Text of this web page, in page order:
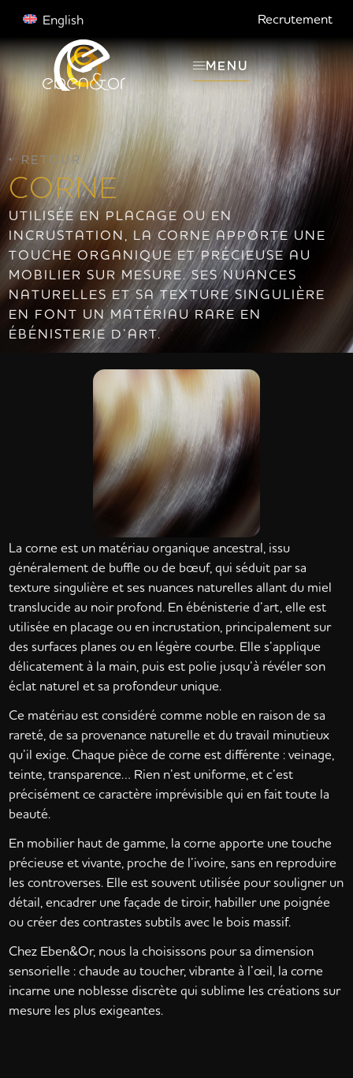
Recrutement
English
MENU
RETOUR
CORNE
UTILISÉE EN PLACAGE OU EN
INCRUSTATION, LA CORNE APPORTE UNE
TOUCHE ORGANIQUE ET PRÉCIEUSE AU
MOBILIER SUR MESURE. SES NUANCES
NATURELLES ET SA TEXTURE SINGULIÈRE
EN FONT UN MATÉRIAU RARE EN
ÉBÉNISTERIE D’ART.
La corne est un matériau organique ancestral, issu
généralement de buffle ou de bœuf, qui séduit par sa
texture singulière et ses nuances naturelles allant du miel
translucide au noir profond. En ébénisterie d’art, elle est
utilisée en placage ou en incrustation, principalement sur
des surfaces planes ou en légère courbe. Elle s’applique
délicatement à la main, puis est polie jusqu’à révéler son
éclat naturel et sa profondeur unique.
Ce matériau est considéré comme noble en raison de sa
rareté, de sa provenance naturelle et du travail minutieux
qu’il exige. Chaque pièce de corne est différente : veinage,
teinte, transparence… Rien n’est uniforme, et c’est
précisément ce caractère imprévisible qui en fait toute la
beauté.
En mobilier haut de gamme, la corne apporte une touche
précieuse et vivante, proche de l’ivoire, sans en reproduire
les controverses. Elle est souvent utilisée pour souligner un
détail, encadrer une façade de tiroir, habiller une poignée
ou créer des contrastes subtils avec le bois massif.
Chez Eben&Or, nous la choisissons pour sa dimension
sensorielle : chaude au toucher, vibrante à l’œil, la corne
incarne une noblesse discrète qui sublime les créations sur
mesure les plus exigeantes.